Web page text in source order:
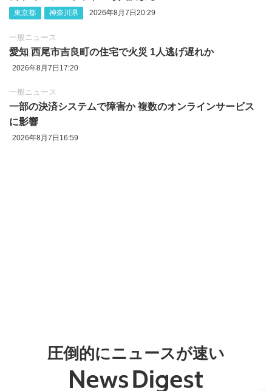
東京都 神奈川県 2026年8月7日20:29
一般ニュース
愛知 西尾市吉良町の住宅で火災 1人逃げ遅れか
2026年8月7日17:20
一般ニュース
一部の決済システムで障害か 複数のオンラインサービス
に影響
2026年8月7日16:59
圧倒的にニュースが速い